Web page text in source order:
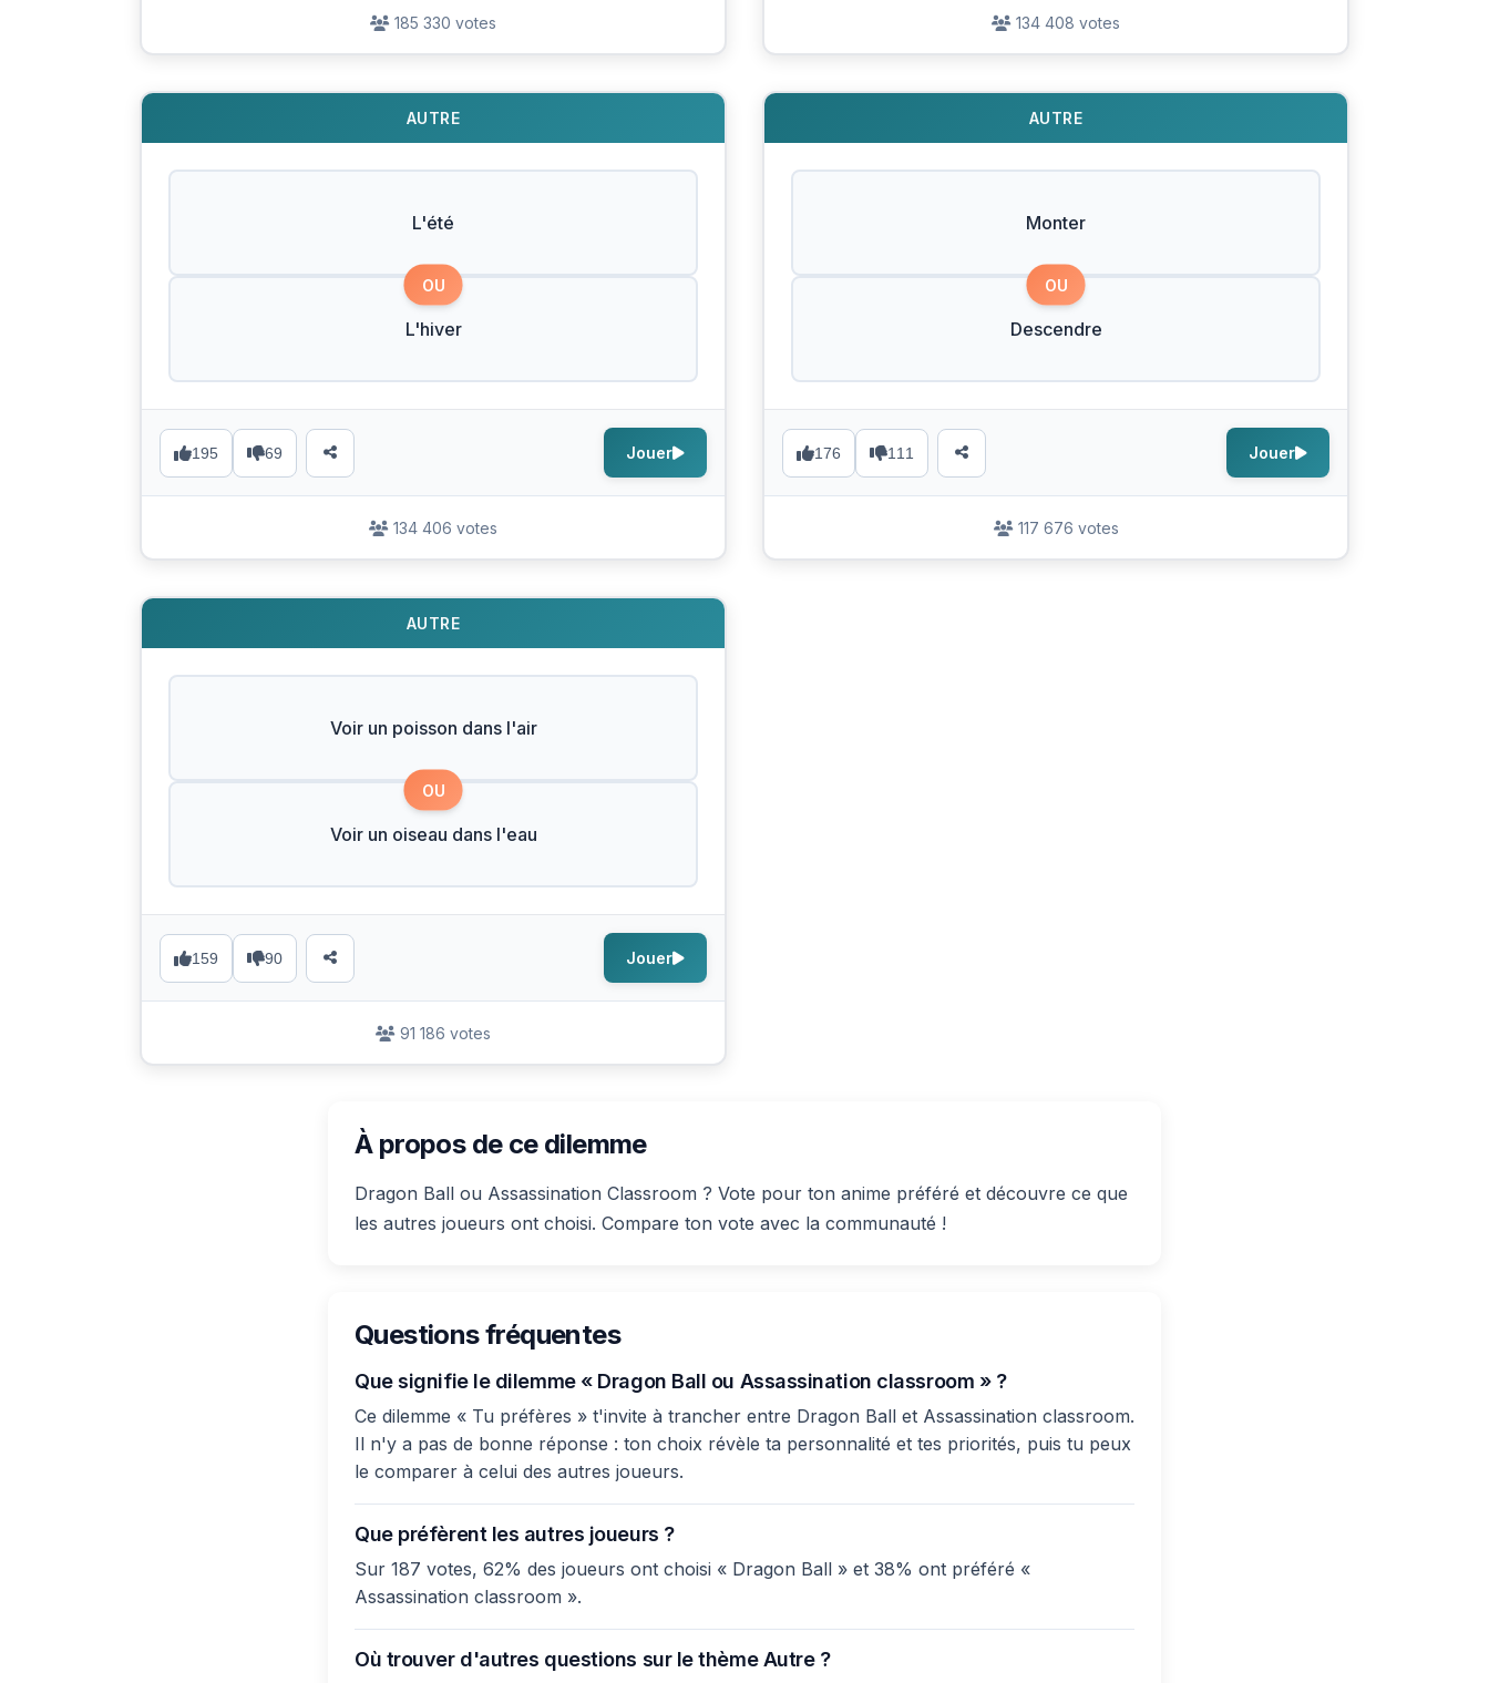
185 330 votes 134 408 votes
AUTRE
L'été
OU
L'hiver
195 69 Jouer
134 406 votes
AUTRE
Monter
OU
Descendre
176 111 Jouer
117 676 votes
AUTRE
Voir un poisson dans l'air
OU
Voir un oiseau dans l'eau
159 90 Jouer
91 186 votes
À propos de ce dilemme
Dragon Ball ou Assassination Classroom ? Vote pour ton anime préféré et découvre ce que
les autres joueurs ont choisi. Compare ton vote avec la communauté !
Questions fréquentes
Que signifie le dilemme « Dragon Ball ou Assassination classroom » ?
Ce dilemme « Tu préfères » t'invite à trancher entre Dragon Ball et Assassination classroom.
Il n'y a pas de bonne réponse : ton choix révèle ta personnalité et tes priorités, puis tu peux
le comparer à celui des autres joueurs.
Que préfèrent les autres joueurs ?
Sur 187 votes, 62% des joueurs ont choisi « Dragon Ball » et 38% ont préféré «
Assassination classroom ».
Où trouver d'autres questions sur le thème Autre ?